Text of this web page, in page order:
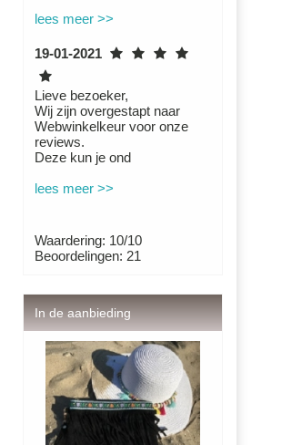
lees meer >>
19-01-2021
Lieve bezoeker,
Wij zijn overgestapt naar
Webwinkelkeur voor onze
reviews.
Deze kun je ond
lees meer >>
Waardering: 10/10
Beoordelingen: 21
In de aanbieding